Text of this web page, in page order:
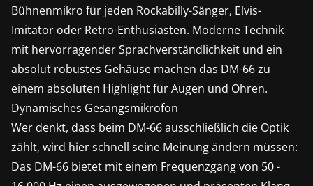
Bühnenmikro für jeden Rockabilly-Sänger, Elvis-
Imitator oder Retro-Enthusiasten. Moderne Technik
mit hervorragender Sprachverständlichkeit und ein
absolut robustes Gehäuse machen das DM-66 zu
einem absoluten Highlight für Augen und Ohren.
Dynamisches Gesangsmikrofon
Wer denkt, dass beim DM-66 ausschließlich die Optik
zählt, wird hier schnell seine Meinung ändern müssen:
Das DM-66 bietet mit einem Frequenzgang von 50 -